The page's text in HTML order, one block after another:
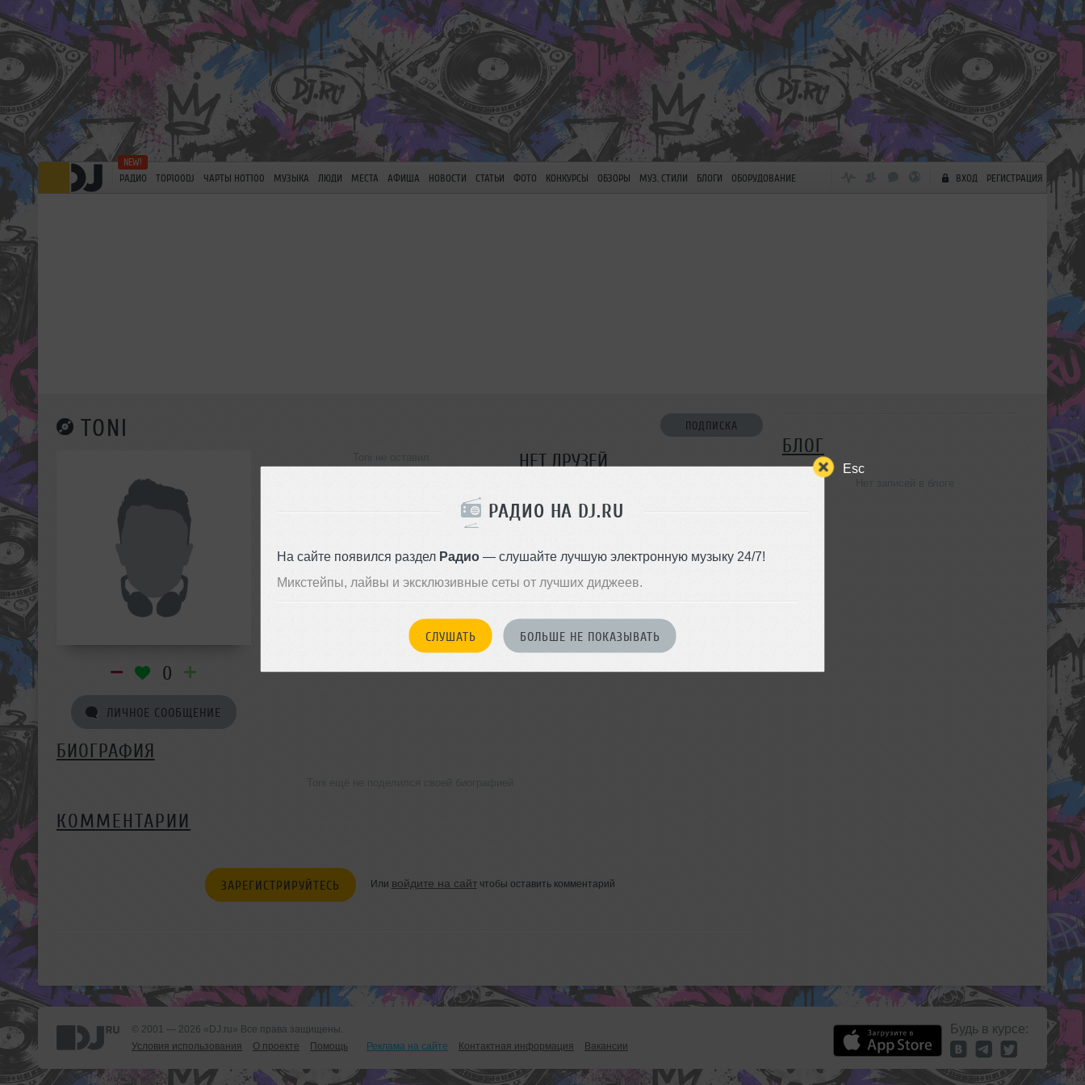
Esc
РАДИО НА DJ.RU
На сайте появился раздел Радио— слушайте лучшую электронную музыку 24/7!
Микстейпы, лайвы и эксклюзивные сеты от лучших диджеев.
СЛУШАТЬ БОЛЬШЕ НЕ ПОКАЗЫВАТЬ
РАДИО TOP100DJ ЧАРТЫ HOT100 МУЗЫКА ЛЮДИ МЕСТА АФИША НОВОСТИ СТАТЬИ ФОТО КОНКУРСЫ ОБЗОРЫ МУЗ. СТИЛИ БЛОГИ ОБОРУДОВАНИЕ ВХОД РЕГИСТРАЦИЯ
TONI ПОДПИСКА
0
ЛИЧНОЕ СООБЩЕНИЕ
НЕТ ДРУЗЕЙ
БИОГРАФИЯ
КОММЕНТАРИИ
ЗАРЕГИСТРИРУЙТЕСЬ Или войдите на сайтчтобы оставить комментарий
БЛОГ
© 2001 — 2026 «DJ.ru» Все права защищены.
Условия использования
О проекте Помощь Реклама на сайте Контактная информация Вакансии
Будь в курсе: